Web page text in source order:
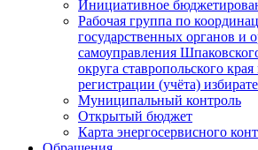
Инициативное
Рабочая группа по
государственных органов и
самоуправления
округа ставропольского
регистрации (учёта)
Муниципальный контроль
Открытый бюджет
Карта энергосервисного